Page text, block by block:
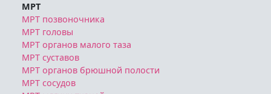
МРТ
МРТ позвоночника
МРТ головы
МРТ органов малого таза
МРТ суставов
МРТ органов брюшной полости
МРТ сосудов